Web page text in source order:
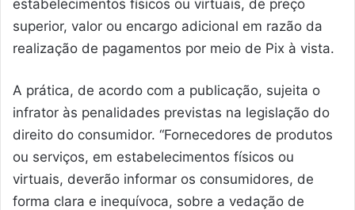
estabelecimentos físicos ou virtuais, de preço
superior, valor ou encargo adicional em razão da
realização de pagamentos por meio de Pix à vista.
A prática, de acordo com a publicação, sujeita o
infrator às penalidades previstas na legislação do
direito do consumidor. “Fornecedores de produtos
ou serviços, em estabelecimentos físicos ou
virtuais, deverão informar os consumidores, de
forma clara e inequívoca, sobre a vedação de